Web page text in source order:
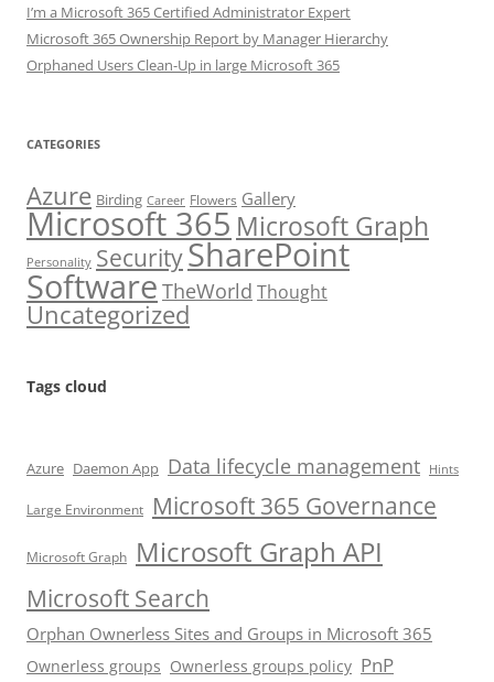
I’m a Microsoft 365 Certified Administrator Expert
Microsoft 365 Ownership Report by Manager Hierarchy
Orphaned Users Clean-Up in large Microsoft 365
CATEGORIES
Azure Birding Career Flowers Gallery
Microsoft 365 Microsoft Graph
Personality SecuritySharePoint
SoftwareTheWorld Thought
Uncategorized
Tags cloud
Azure Daemon App Data lifecycle management Hints
Large Environment Microsoft 365 Governance
Microsoft Graph Microsoft Graph API
Microsoft Search
Orphan Ownerless Sites and Groups in Microsoft 365
Ownerless groups Ownerless groups policy PnP